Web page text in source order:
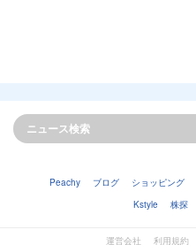
Peachy ブログ ショッピング
Kstyle
株探
運営会社 利用規約